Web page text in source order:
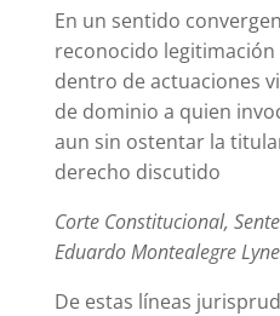
En un sentido
reconocido
dentro de actuaciones
de dominio a quien
aun sin ostentar la
derecho discutido
Corte Constitucional,
Eduardo Montealegre
De estas líneas